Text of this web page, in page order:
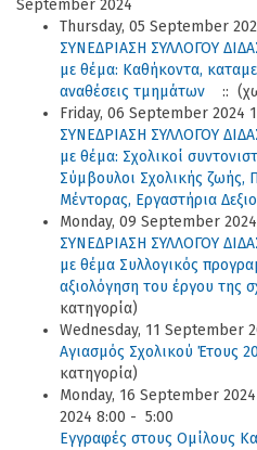
September 2024
Thursday, 05 September
ΣΥΝΕΔΡΙΑΣΗ ΣΥΛΛΟΓΟΥ
με θέμα: Καθήκοντα,
αναθέσεις τμημάτων
::
Friday, 06 September 2024
ΣΥΝΕΔΡΙΑΣΗ ΣΥΛΛΟΓΟΥ
με θέμα: Σχολικοί
Σύμβουλοι Σχολικής ζωής,
Μέντορας, Εργαστήρια
Monday, 09 September
ΣΥΝΕΔΡΙΑΣΗ ΣΥΛΛΟΓΟΥ
με θέμα Συλλογικός
αξιολόγηση του έργου της
κατηγορία)
Wednesday, 11 September
Αγιασμός Σχολικού Έτους
κατηγορία)
Monday, 16 September
2024 8:00 - 5:00
Εγγραφές στους Ομίλους